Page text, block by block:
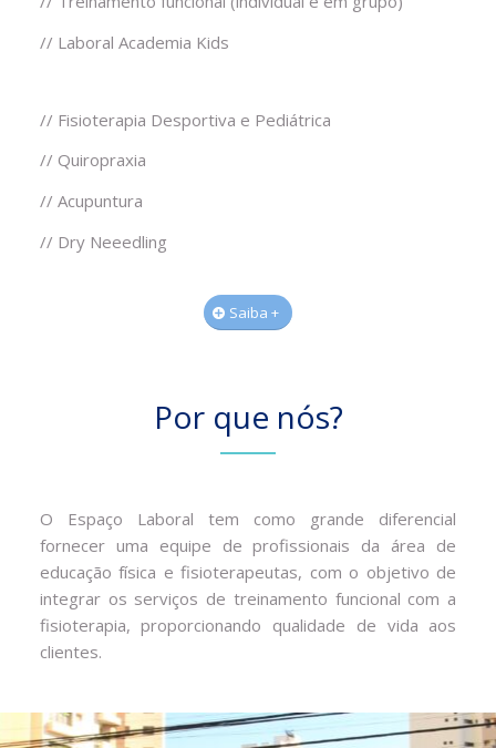
// Laboral Academia Kids
// Fisioterapia Desportiva e Pediátrica
// Quiropraxia
// Acupuntura
// Dry Neeedling
Saiba +
Por que nós?
O Espaço Laboral tem como grande diferencial
fornecer uma equipe de profissionais da área de
educação física e fisioterapeutas, com o objetivo de
integrar os serviços de treinamento funcional com a
fisioterapia, proporcionando qualidade de vida aos
clientes.